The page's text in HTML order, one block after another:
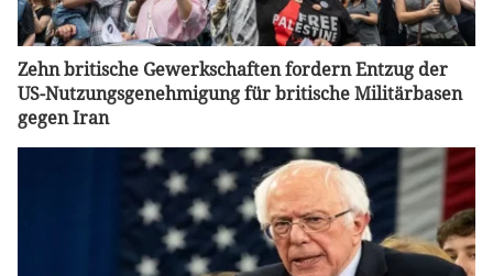
Zehn britische Gewerkschaften fordern Entzug der
US-Nutzungsgenehmigung für britische Militärbasen
gegen Iran